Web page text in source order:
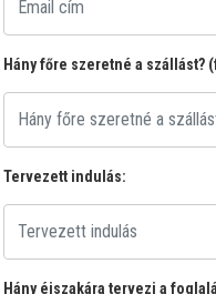
Hány főre szeretné a szállást?
Tervezett indulás:
Hány éjszakára tervezi a